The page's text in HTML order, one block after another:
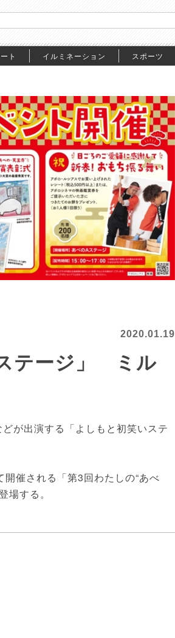
ト イルミネーション スポーツ
2020.01.19
テージ」 ミル
が出演する「よしもと初笑いステ
催される「第3回わたしの“あべ
する。